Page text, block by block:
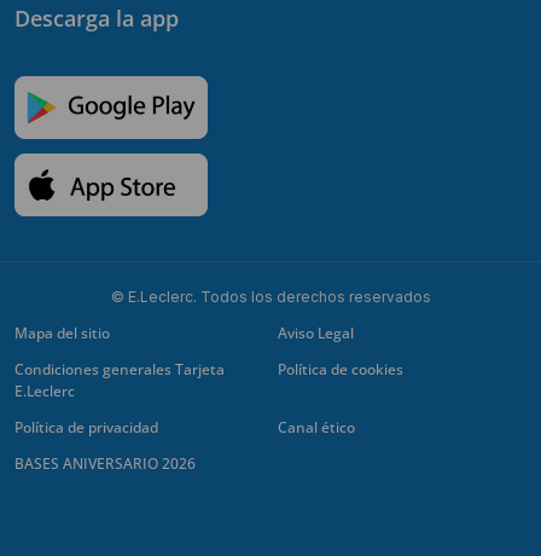
Descarga la app
© E.Leclerc. Todos los derechos reservados
Mapa del sitio
Aviso Legal
Condiciones generales Tarjeta
E.Leclerc
Política de cookies
Política de privacidad
Canal ético
BASES ANIVERSARIO 2026